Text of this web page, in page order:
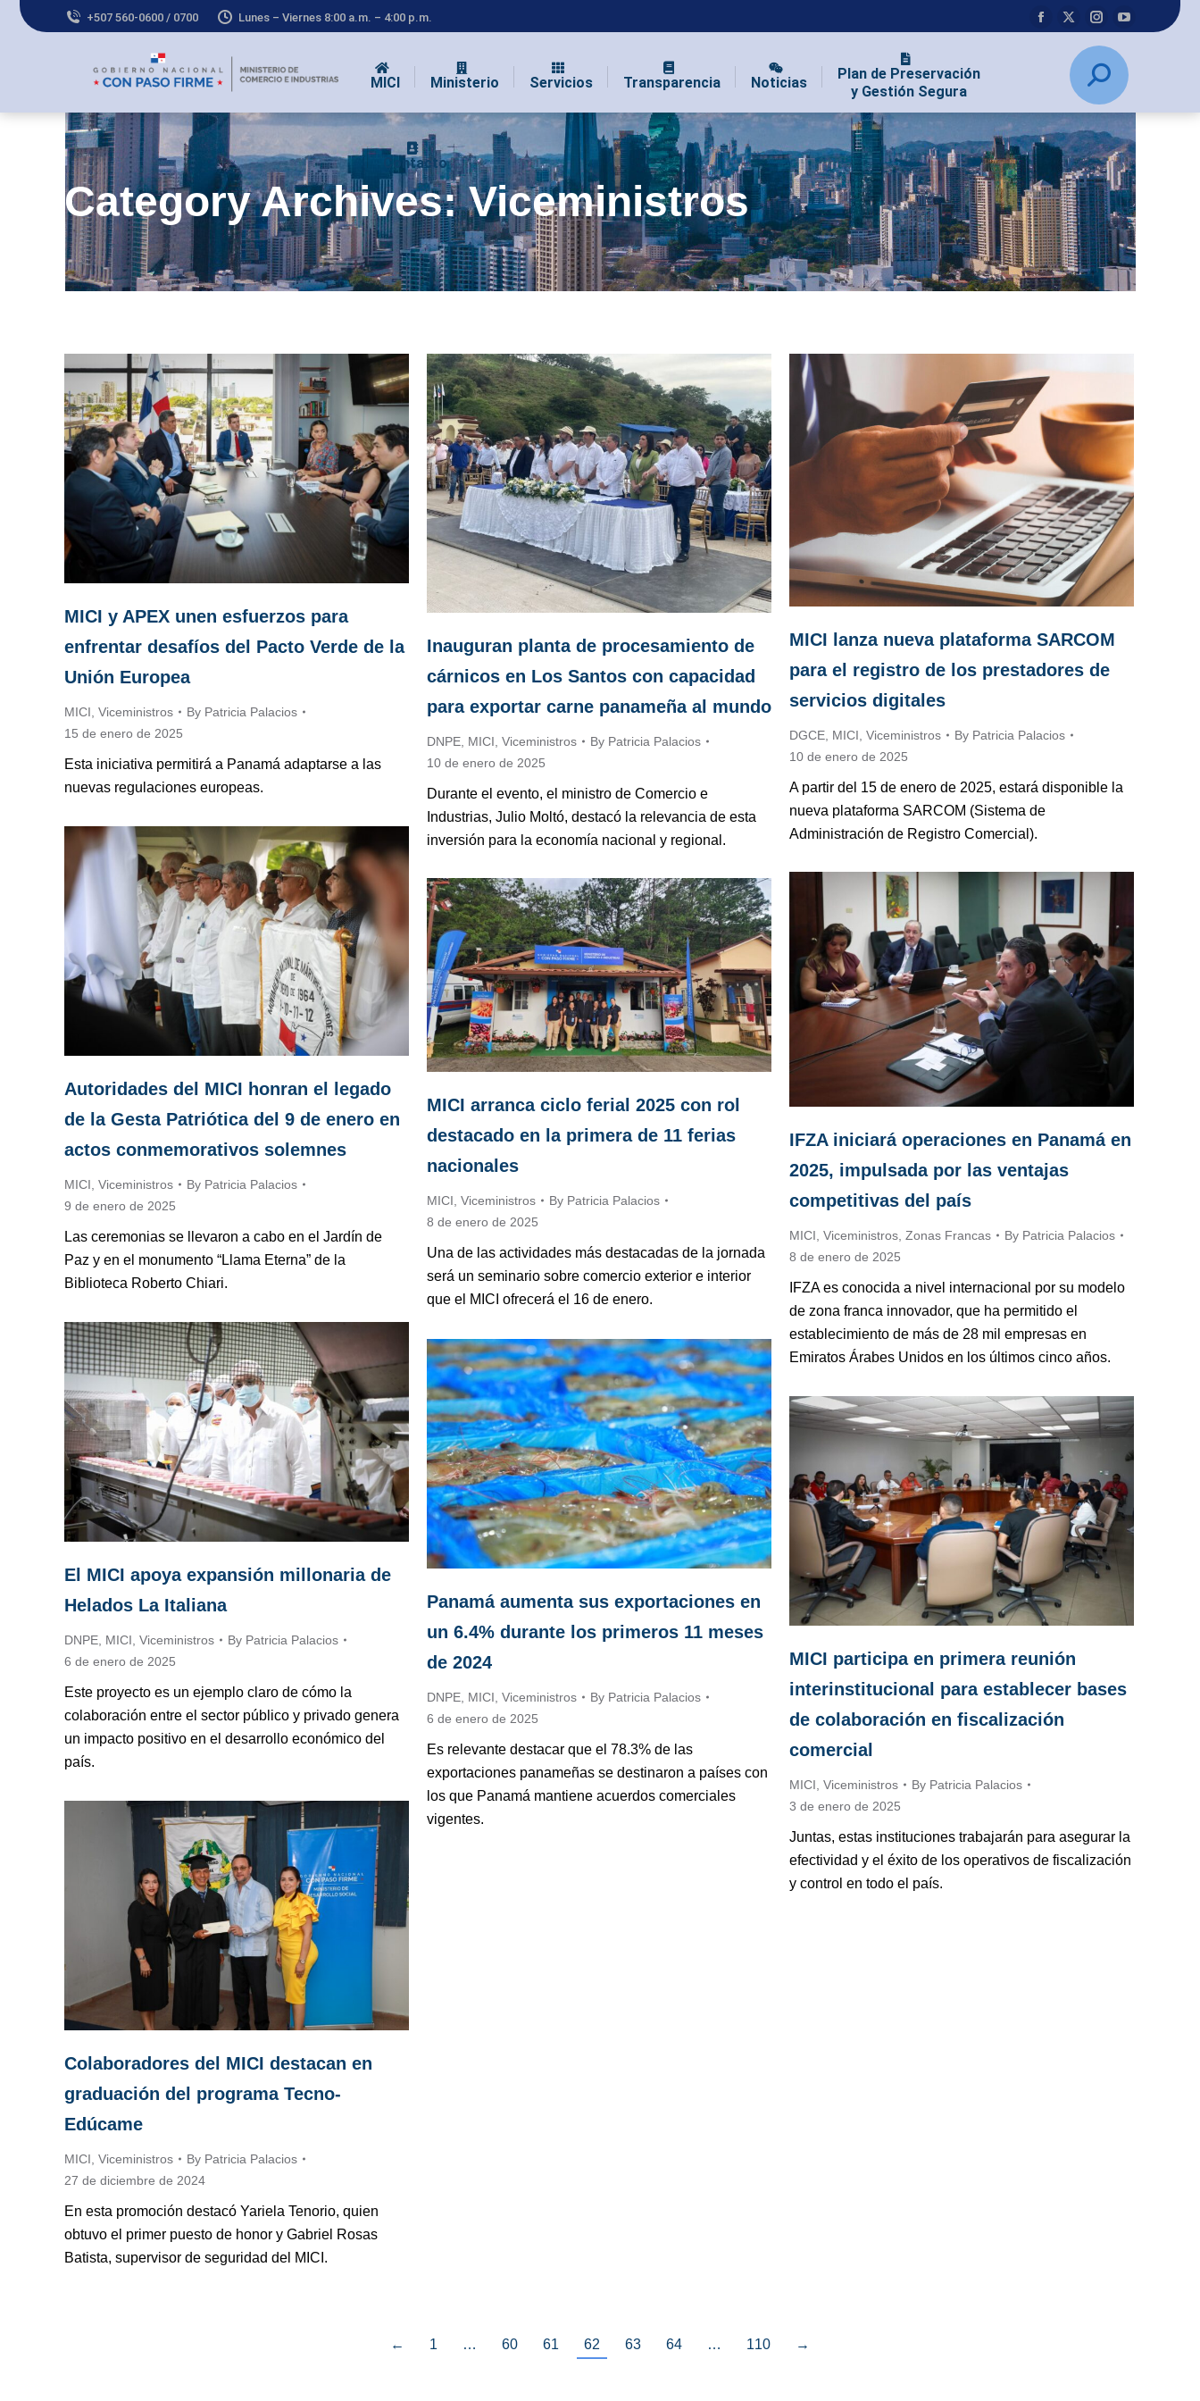
+507 560-0600 / 0700 Lunes – Viernes 8:00 a.m. – 4:00 p.m.
MICI Ministerio Servicios Transparencia Noticias
Plan de Preservación
y Gestión Segura
Contacto
Category Archives:Viceministros
MICI y APEX unen esfuerzos para
enfrentar desafíos del Pacto Verde de la
Unión Europea
MICI Viceministros By Patricia Palacios
15 de enero de 2025
Esta iniciativa permitirá a Panamá adaptarse a las
nuevas regulaciones europeas.
Inauguran planta de procesamiento de
cárnicos en Los Santos con capacidad
para exportar carne panameña al mundo
DNPE MICI Viceministros By Patricia Palacios
10 de enero de 2025
Durante el evento, el ministro de Comercio e
Industrias, Julio Moltó, destacó la relevancia de esta
inversión para la economía nacional y regional.
MICI lanza nueva plataforma SARCOM
para el registro de los prestadores de
servicios digitales
DGCE MICI Viceministros By Patricia Palacios
10 de enero de 2025
A partir del 15 de enero de 2025, estará disponible la
nueva plataforma SARCOM (Sistema de
Administración de Registro Comercial).
Autoridades del MICI honran el legado
de la Gesta Patriótica del 9 de enero en
actos conmemorativos solemnes
MICI Viceministros By Patricia Palacios
9 de enero de 2025
Las ceremonias se llevaron a cabo en el Jardín de
Paz y en el monumento “Llama Eterna” de la
Biblioteca Roberto Chiari.
IFZA iniciará operaciones en Panamá en
2025, impulsada por las ventajas
competitivas del país
MICI Viceministros Zonas Francas By Patricia Palacios
8 de enero de 2025
IFZA es conocida a nivel internacional por su modelo
de zona franca innovador, que ha permitido el
establecimiento de más de 28 mil empresas en
Emiratos Árabes Unidos en los últimos cinco años.
MICI arranca ciclo ferial 2025 con rol
destacado en la primera de 11 ferias
nacionales
MICI, Viceministros By Patricia Palacios
8 de enero de 2025
Una de las actividades más destacadas de la jornada
será un seminario sobre comercio exterior e interior
que el MICI ofrecerá el 16 de enero.
El MICI apoya expansión millonaria de
Helados La Italiana
DNPE MICI Viceministros By Patricia Palacios
6 de enero de 2025
Este proyecto es un ejemplo claro de cómo la
colaboración entre el sector público y privado genera
un impacto positivo en el desarrollo económico del
país.
Panamá aumenta sus exportaciones en
un 6.4% durante los primeros 11 meses
de 2024
DNPE MICI Viceministros By Patricia Palacios
6 de enero de 2025
Es relevante destacar que el 78.3% de las
exportaciones panameñas se destinaron a países con
los que Panamá mantiene acuerdos comerciales
vigentes.
MICI participa en primera reunión
interinstitucional para establecer bases
de colaboración en fiscalización
comercial
MICI Viceministros By Patricia Palacios
3 de enero de 2025
Juntas, estas instituciones trabajarán para asegurar la
efectividad y el éxito de los operativos de fiscalización
y control en todo el país.
Colaboradores del MICI destacan en
graduación del programa Tecno-
Edúcame
MICI Viceministros By Patricia Palacios
27 de diciembre de 2024
En esta promoción destacó Yariela Tenorio, quien
obtuvo el primer puesto de honor y Gabriel Rosas
Batista, supervisor de seguridad del MICI.
← 1 … 60 61 62 63 64 … 110 →